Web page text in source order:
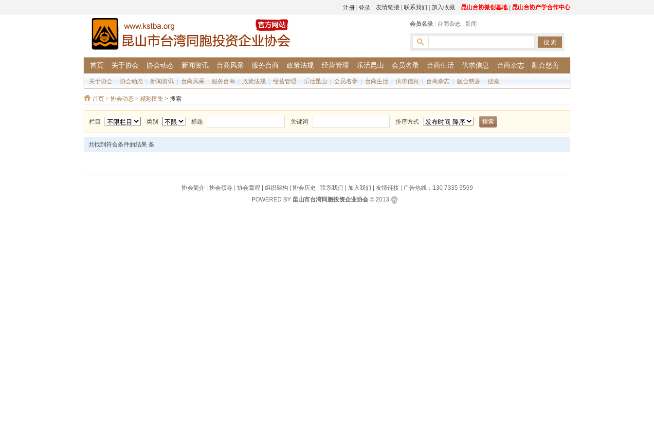
昆山台协微创基地| 昆山台协产学合作中心
友情链接 联系我们 加入收藏
会员名录 台商杂志 新闻
首页 关于协会 协会动态 新闻资讯 台商风采 服务台商 政策法规 经营管理 乐活昆山 会员名录 台商生活 供求信息 台商杂志 融合慈善
关于协会 协会动态 新闻资讯 台商风采 服务台商 政策法规 经营管理 乐活昆山 会员名录 台商生活 供求信息 台商杂志 融合慈善 搜索
首页 > 协会动态 > 精彩图集 > 搜索
栏目 类别 标题 关键词 排序方式
共找到符合条件的结果 条
协会简介| 协会领导 协会章程 组织架构 协会历史 联系我们 加入我们 友情链接| 广告热线：130 7335 9599
POWERED BY 昆山市台湾同胞投资企业协会 © 2013